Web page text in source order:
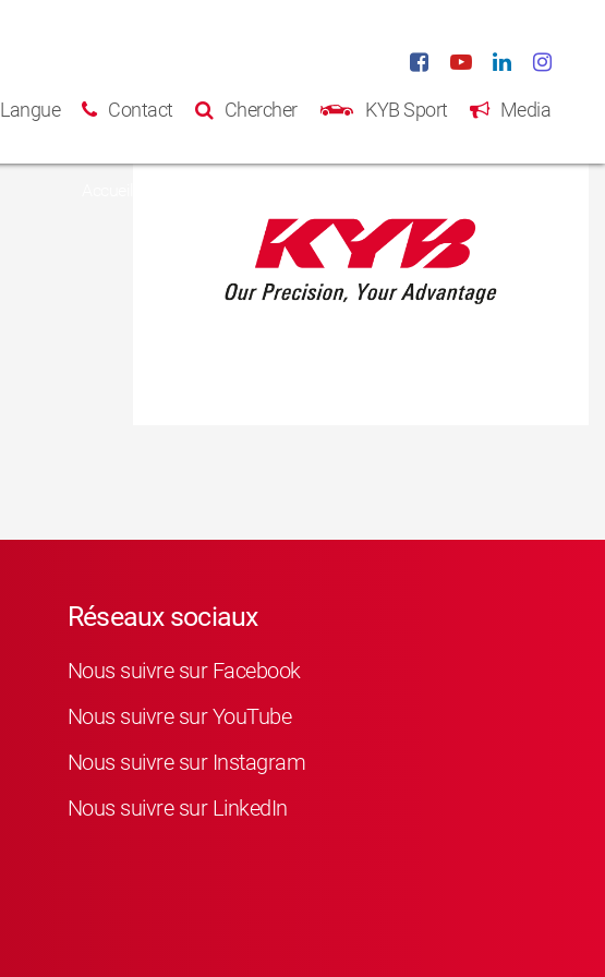
Langue Contact Chercher KYB Sport Media
Réseaux sociaux
Nous suivre sur Facebook
Nous suivre sur YouTube
Nous suivre sur Instagram
Nous suivre sur LinkedIn